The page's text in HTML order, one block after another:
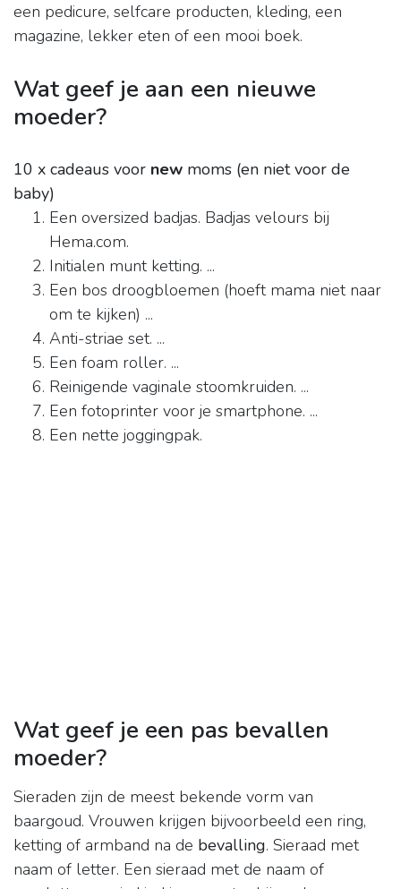
een pedicure, selfcare producten, kleding, een
magazine, lekker eten of een mooi boek.
Wat geef je aan een nieuwe
moeder?
10 x cadeaus voor new moms (en niet voor de
baby)
Een oversized badjas. Badjas velours bij
Hema.com.
Initialen munt ketting. ...
Een bos droogbloemen (hoeft mama niet naar
om te kijken) ...
Anti-striae set. ...
Een foam roller. ...
Reinigende vaginale stoomkruiden. ...
Een fotoprinter voor je smartphone. ...
Een nette joggingpak.
Wat geef je een pas bevallen
moeder?
Sieraden zijn de meest bekende vorm van
baargoud. Vrouwen krijgen bijvoorbeeld een ring,
ketting of armband na de bevalling. Sieraad met
naam of letter. Een sieraad met de naam of